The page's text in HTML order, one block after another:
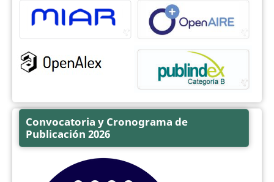
Convocatoria y Cronograma de
Publicación 2026